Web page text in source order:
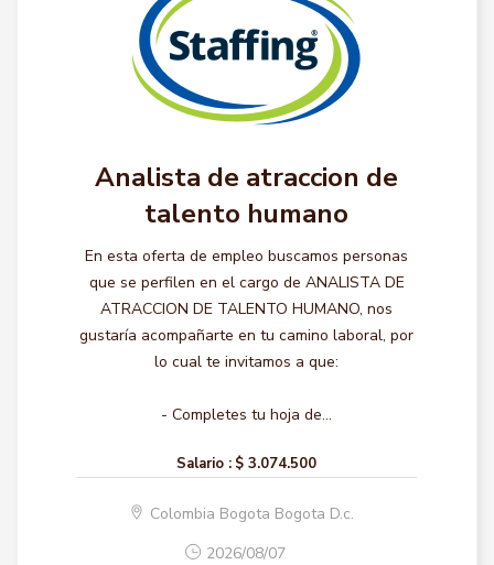
Analista de atraccion de
talento humano
En esta oferta de empleo buscamos personas
que se perfilen en el cargo de ANALISTA DE
ATRACCION DE TALENTO HUMANO, nos
gustaría acompañarte en tu camino laboral, por
lo cual te invitamos a que:
- Completes tu hoja de...
Salario : $ 3.074.500
Colombia Bogota Bogota D.c.
2026/08/07